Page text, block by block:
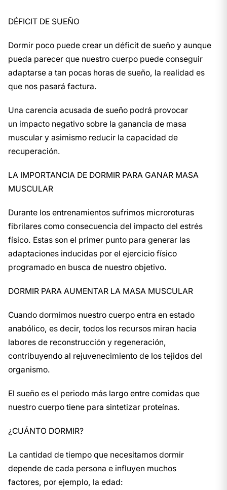
DÉFICIT DE SUEÑO
Dormir poco puede crear un déficit de sueño y aunque
pueda parecer que nuestro cuerpo puede conseguir
adaptarse a tan pocas horas de sueño, la realidad es
que nos pasará factura.
Una carencia acusada de sueño podrá provocar
un impacto negativo sobre la ganancia de masa
muscular y asimismo reducir la capacidad de
recuperación.
LA IMPORTANCIA DE DORMIR PARA GANAR MASA
MUSCULAR
Durante los entrenamientos sufrimos microroturas
fibrilares como consecuencia del impacto del estrés
físico. Estas son el primer punto para generar las
adaptaciones inducidas por el ejercicio físico
programado en busca de nuestro objetivo.
DORMIR PARA AUMENTAR LA MASA MUSCULAR
Cuando dormimos nuestro cuerpo entra en estado
anabólico, es decir, todos los recursos miran hacia
labores de reconstrucción y regeneración,
contribuyendo al rejuvenecimiento de los tejidos del
organismo.
El sueño es el periodo más largo entre comidas que
nuestro cuerpo tiene para sintetizar proteínas.
¿CUÁNTO DORMIR?
La cantidad de tiempo que necesitamos dormir
depende de cada persona e influyen muchos
factores, por ejemplo, la edad: